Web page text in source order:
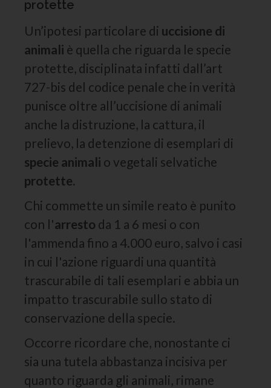
protette
Un’ipotesi particolare di uccisione di
animali è quella che riguarda le specie
protette, disciplinata infatti dall’art
727-bis del codice penale che in verità
punisce oltre all’uccisione di animali
anche la distruzione, la cattura, il
prelievo, la detenzione di esemplari di
specie animali o vegetali selvatiche
protette.
Chi commette un simile reato è punito
con l'arresto da 1 a 6 mesi o con
l'ammenda fino a 4.000 euro, salvo i casi
in cui l'azione riguardi una quantità
trascurabile di tali esemplari e abbia un
impatto trascurabile sullo stato di
conservazione della specie.
Occorre ricordare che, nonostante ci
sia una tutela abbastanza incisiva per
quanto riguarda gli animali, rimane